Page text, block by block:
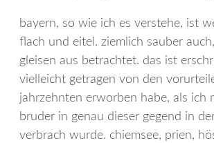
bayern, so wie ich es verstehe, ist
flach und eitel. ziemlich sauber
gleisen aus betrachtet. das ist
vielleicht getragen von den
jahrzehnten erworben habe, als ich
bruder in genau dieser gegend in
verbrach wurde. chiemsee, prien,